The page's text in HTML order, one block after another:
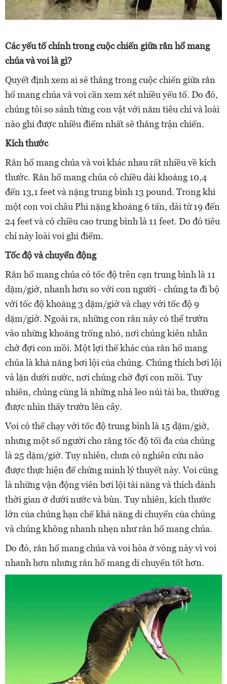
Các yếu tố chính trong cuộc chiến giữa rắn hổ mang
chúa và voi là gì?
Quyết định xem ai sẽ thắng trong cuộc chiến giữa rắn
hổ mang chúa và voi cần xem xét nhiều yếu tố. Do đó,
chúng tôi so sánh từng con vật với năm tiêu chí và loài
nào ghi được nhiều điểm nhất sẽ thắng trận chiến.
Kích thước
Rắn hổ mang chúa và voi khác nhau rất nhiều về kích
thước. Rắn hổ mang chúa có chiều dài khoảng 10,4
đến 13,1 feet và nặng trung bình 13 pound. Trong khi
một con voi châu Phi nặng khoảng 6 tấn, dài từ 19 đến
24 feet và có chiều cao trung bình là 11 feet. Do đó tiêu
chí này loài voi ghi điểm.
Tốc độ và chuyển động
Rắn hổ mang chúa có tốc độ trên cạn trung bình là 11
dặm/giờ, nhanh hơn so với con người - chúng ta đi bộ
với tốc độ khoảng 3 dặm/giờ và chạy với tốc độ 9
dặm/giờ. Ngoài ra, những con rắn này có thể trườn
vào những khoảng trống nhỏ, nơi chúng kiên nhẫn
chờ đợi con mồi. Một lợi thế khác của rắn hổ mang
chúa là khả năng bơi lội của chúng. Chúng thích bơi lội
và lặn dưới nước, nơi chúng chờ đợi con mồi. Tuy
nhiên, chúng cũng là những nhà leo núi tài ba, thường
được nhìn thấy trườn lên cây.
Voi có thể chạy với tốc độ trung bình là 15 dặm/giờ,
nhưng một số người cho rằng tốc độ tối đa của chúng
là 25 dặm/giờ. Tuy nhiên, chưa có nghiên cứu nào
được thực hiện để chứng minh lý thuyết này. Voi cũng
là những vận động viên bơi lội tài năng và thích dành
thời gian ở dưới nước và bùn. Tuy nhiên, kích thước
lớn của chúng hạn chế khả năng di chuyển của chúng
và chúng không nhanh nhẹn như rắn hổ mang chúa.
Do đó, rắn hổ mang chúa và voi hòa ở vòng này vì voi
nhanh hơn nhưng rắn hổ mang di chuyển tốt hơn.